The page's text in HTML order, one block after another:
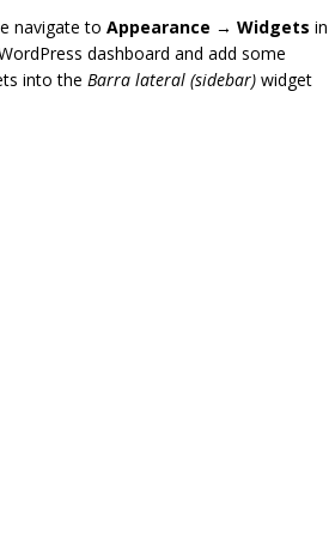
navigate to Appearance → Widgets in
dashboard and add some
into the Barra lateral (sidebar)widget